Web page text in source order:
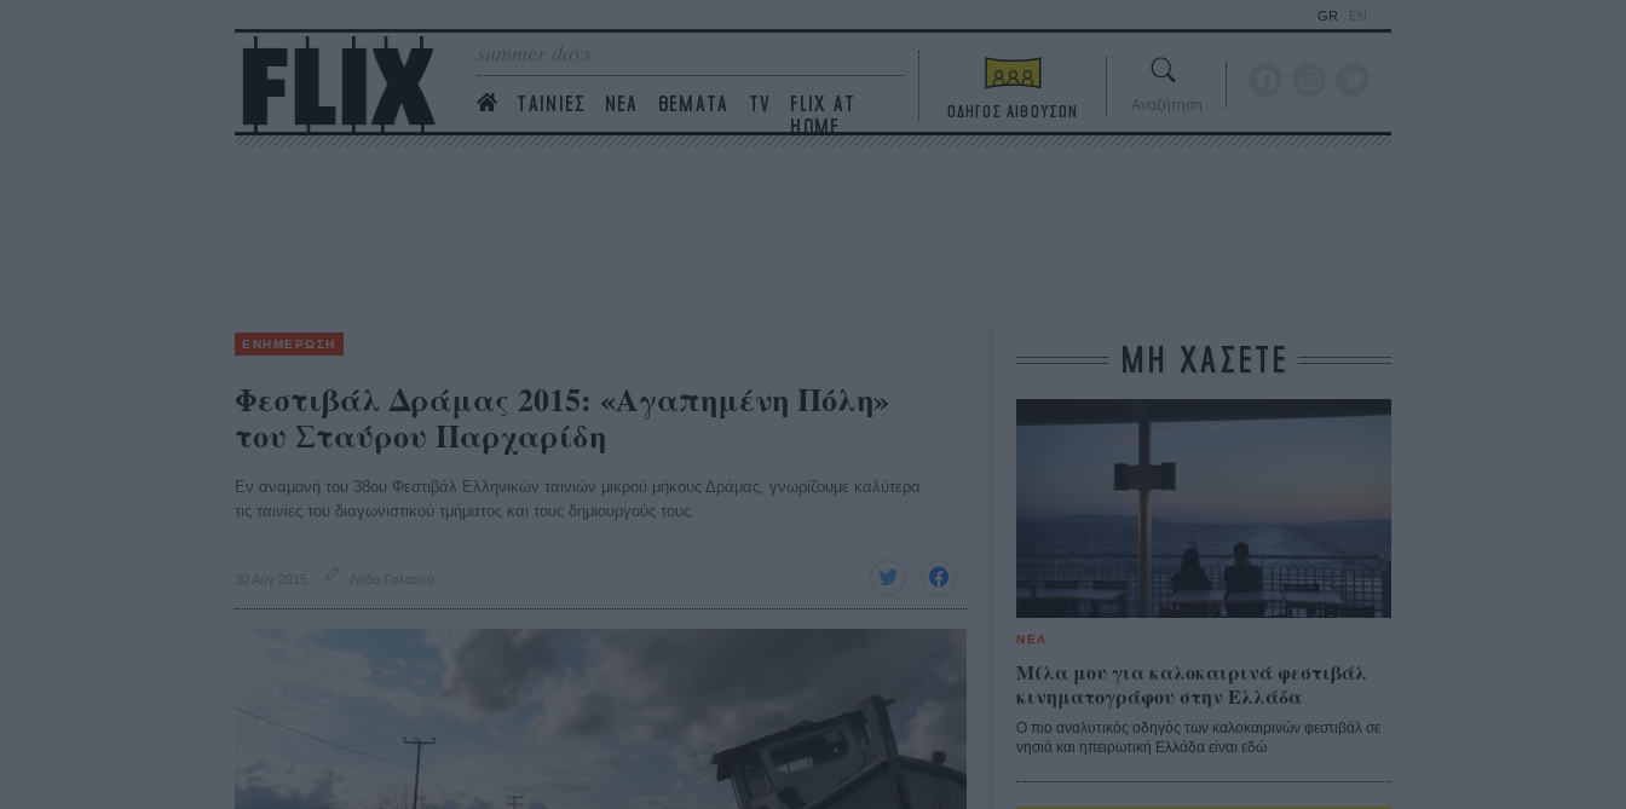
summer days
ΤΑΙΝΙΕΣ ΝΕΑ ΘΕΜΑΤΑ TV
FLIX AT
HOME
GR EN
ΟΔΗΓΟΣ ΑΙΘΟΥΣΩΝ Αναζήτηση
ΕΝΗΜΕΡΩΣΗ
Φεστιβάλ Δράμας 2015: «Αγαπημένη Πόλη»
του Σταύρου Παρχαρίδη
Εν αναμονή του 38ου Φεστιβάλ Ελληνικών ταινιών μικρού μήκους Δράμας, γνωρίζουμε καλύτερα
τις ταινίες του διαγωνιστικού τμήματος και τους δημιουργούς τους.
30 Αύγ 2015 Λήδα Γαλανού
ΜΗ ΧΑΣΕΤΕ
ΝΕΑ
Μίλα μου για καλοκαιρινά φεστιβάλ
κινηματογράφου στην Ελλάδα
Ο πιο αναλυτικός οδηγός των καλοκαιρινών φεστιβάλ σε
νησιά και ηπειρωτική Ελλάδα είναι εδώ